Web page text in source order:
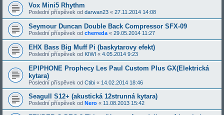
Vox Mini5 Rhythm
Poslední příspěvek od darwan23 « 27.11.2014 14:08
Seymour Duncan Double Back Compressor SFX-09
Poslední příspěvek od cherreda « 29.05.2014 11:27
EHX Bass Big Muff Pi (baskytarovy efekt)
Poslední příspěvek od KIWI « 4.05.2014 9:23
EPIPHONE Prophecy Les Paul Custom Plus GX(Elektrická
kytara)
Poslední příspěvek od Ctibi « 14.02.2014 18:46
Seagull S12+ (akustická 12strunná kytara)
Poslední příspěvek od Nero « 11.08.2013 15:42